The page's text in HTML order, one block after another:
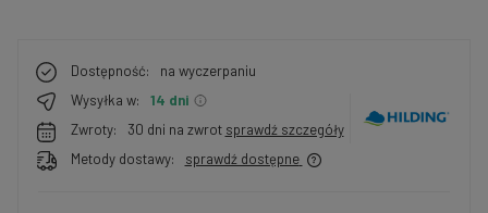
Dostępność:
na wyczerpaniu
Wysyłka w:
14 dni
Zwroty:
30 dni na zwrot sprawdź szczegóły
Metody dostawy:
sprawdź dostępne